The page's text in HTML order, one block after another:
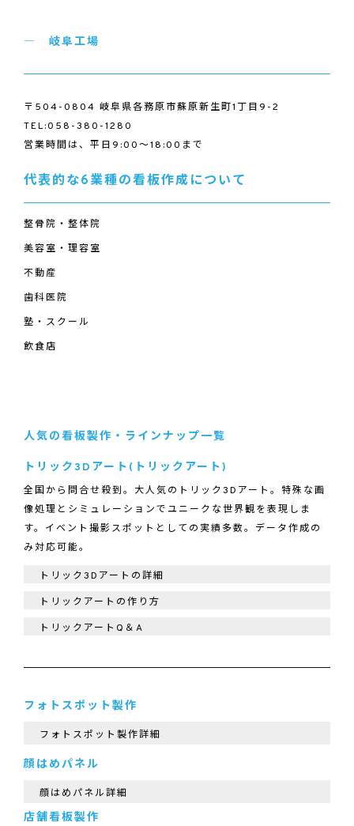
岐阜工場
〒504-0804 岐阜県各務原市蘇原新生町1丁目9-2
TEL:058-380-1280
営業時間は、平日9:00～18:00まで
代表的な6業種の看板作成について
整骨院・整体院
美容室・理容室
不動産
歯科医院
塾・スクール
飲食店
人気の看板製作・ラインナップ一覧
トリック3Dアート(トリックアート)
全国から問合せ殺到。大人気のトリック3Dアート。特殊な画
像処理とシミュレーションでユニークな世界観を表現しま
す。イベント撮影スポットとしての実績多数。データ作成の
み対応可能。
トリック3Dアートの詳細
トリックアートの作り方
トリックアートQ＆A
フォトスポット製作
フォトスポット製作詳細
顔はめパネル
顔はめパネル詳細
店舗看板製作